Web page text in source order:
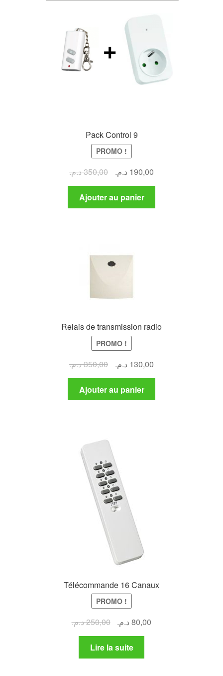
Pack Control 9
PROMO !
350,00د.م.
Le
prix
initial
était :
190,00 د.م.
Le
prix
est :
Ajouter au panier
Relais de transmission radio
PROMO !
350,00د.م.
Le
prix
initial
était :
130,00 د.م.
Le
prix
est :
Ajouter au panier
Télécommande 16 Canaux
PROMO !
250,00د.م.
Le
prix
initial
était :
80,00 د.م.
Lire la suite